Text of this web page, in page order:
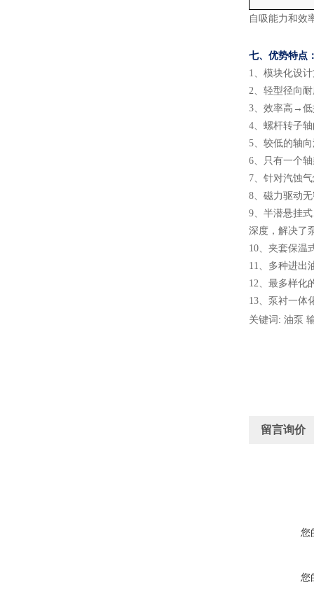
自吸能力和效
七、 优势特点
1、 模块化设
2、 轻型径向
3、 效率高 →低
4、 螺杆转子
5、 较低的轴
6、
只有一个
7、 针对汽蚀
8、 磁力驱动
9、 半潜悬挂
深度，解决了
10、 夹套保温
11、 多种进出
12、 最多样化
13、 泵衬一体
关键词: 油泵
留言询价
您
您